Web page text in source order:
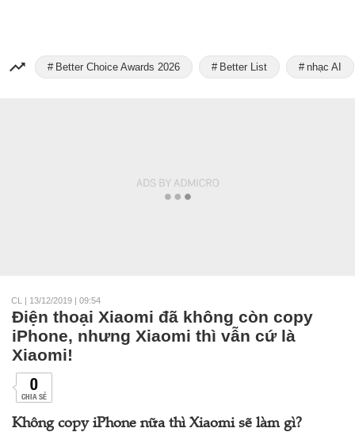
Better Choice Awards 2026 Better List nhạc AI
CL | 13/12/2019 | 09:54
Điện thoại Xiaomi đã không còn copy
iPhone, nhưng Xiaomi thì vẫn cứ là
Xiaomi!
0
CHIA SẺ
Không copy iPhone nữa thì Xiaomi sẽ làm gì?